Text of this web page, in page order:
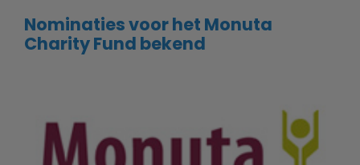
Nominaties voor het Monuta
Charity Fund bekend